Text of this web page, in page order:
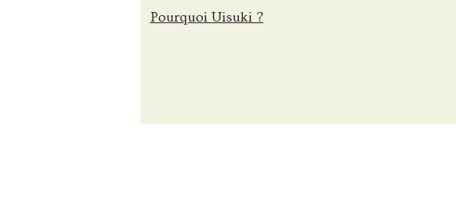
Pourquoi Uisuki ?